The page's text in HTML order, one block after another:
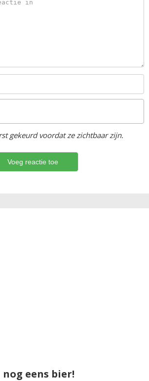
gekeurd voordat ze zichtbaar zijn.
eens bier!